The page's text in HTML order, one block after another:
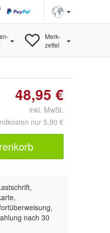
Merk-
zettel
48,95 €
inkl. MwSt.
nur 5,90 €
nach 30